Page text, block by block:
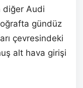
diğer Audi
gündüz
çevresindeki
alt hava girişi